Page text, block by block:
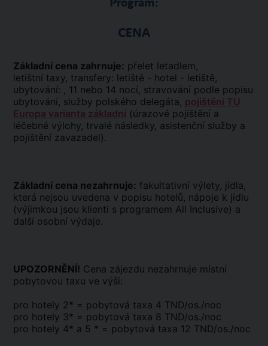
CENA
Základní cena zahrnuje: přelet letadlem,
letištní taxy, transfery: letiště - hotel - letiště,
ubytování: , 11 nebo 14 nocí, stravování podle popisu
ubytování, služby polského delegáta, pojištění TU
Europa varianta základní (úrazové pojištění a
léčebné výlohy, trvalé následky, asistenční služby a
pojištění zavazadel).
Základní cena nezahrnuje: fakultativní výlety, jídla,
která nejsou uvedena v popisu hotelů, nápoje k jídlu
(výjimkou jsou klienti s programem All Inclusive) a
další osobní výdaje.
UPOZORNĚNÍ! Cena zájezdu nezahrnuje místní
pobytovou taxu ve výši:
pro hotely 2* = pobytová taxa 4 TND/os./noc
pro hotely 3* = pobytová taxa 8 TND/os./noc
pro hotely 4* a 5 * = pobytová taxa 12 TND/os./noc